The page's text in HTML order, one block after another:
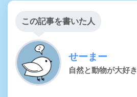
この記事を書いた人
せーまー
自然と動物が大好き